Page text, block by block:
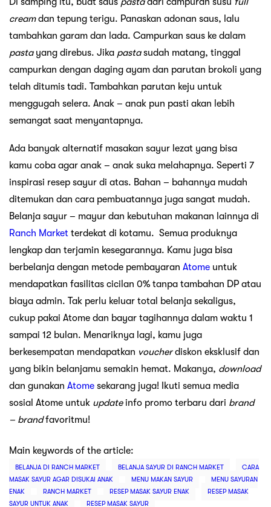
creamdan tepung terigu. Panaskan adonan saus, lalu
tambahkan garam dan lada. Campurkan saus ke dalam
pastayang direbus. Jika pastasudah matang, tinggal
campurkan dengan daging ayam dan parutan brokoli yang
telah ditumis tadi. Tambahkan parutan keju untuk
menggugah selera. Anak – anak pun pasti akan lebih
semangat saat menyantapnya.
Ada banyak alternatif masakan sayur lezat yang bisa
kamu coba agar anak – anak suka melahapnya. Seperti 7
inspirasi resep sayur di atas. Bahan – bahannya mudah
ditemukan dan cara pembuatannya juga sangat mudah.
Belanja sayur – mayur dan kebutuhan makanan lainnya di
Ranch Market terdekat di kotamu. Semua produknya
lengkap dan terjamin kesegarannya. Kamu juga bisa
berbelanja dengan metode pembayaran Atome untuk
mendapatkan fasilitas cicilan 0% tanpa tambahan DP atau
biaya admin. Tak perlu keluar total belanja sekaligus,
cukup pakai Atome dan bayar tagihannya dalam waktu 1
sampai 12 bulan. Menariknya lagi, kamu juga
berkesempatan mendapatkan voucherdiskon eksklusif dan
yang bikin belanjamu semakin hemat. Makanya, download
dan gunakan Atome sekarang juga! Ikuti semua media
sosial Atome untuk updateinfo promo terbaru dari brand
– brandfavoritmu!
Main keywords of the article:
BELANJA DI RANCH MARKET BELANJA SAYUR DI RANCH MARKET
CARA
MASAK SAYUR AGAR DISUKAI ANAK
MENU MAKAN SAYUR
MENU SAYURAN
ENAK
RANCH MARKET RESEP MASAK SAYUR ENAK
RESEP MASAK
SAYUR UNTUK ANAK
RESEP MASAK SAYUR